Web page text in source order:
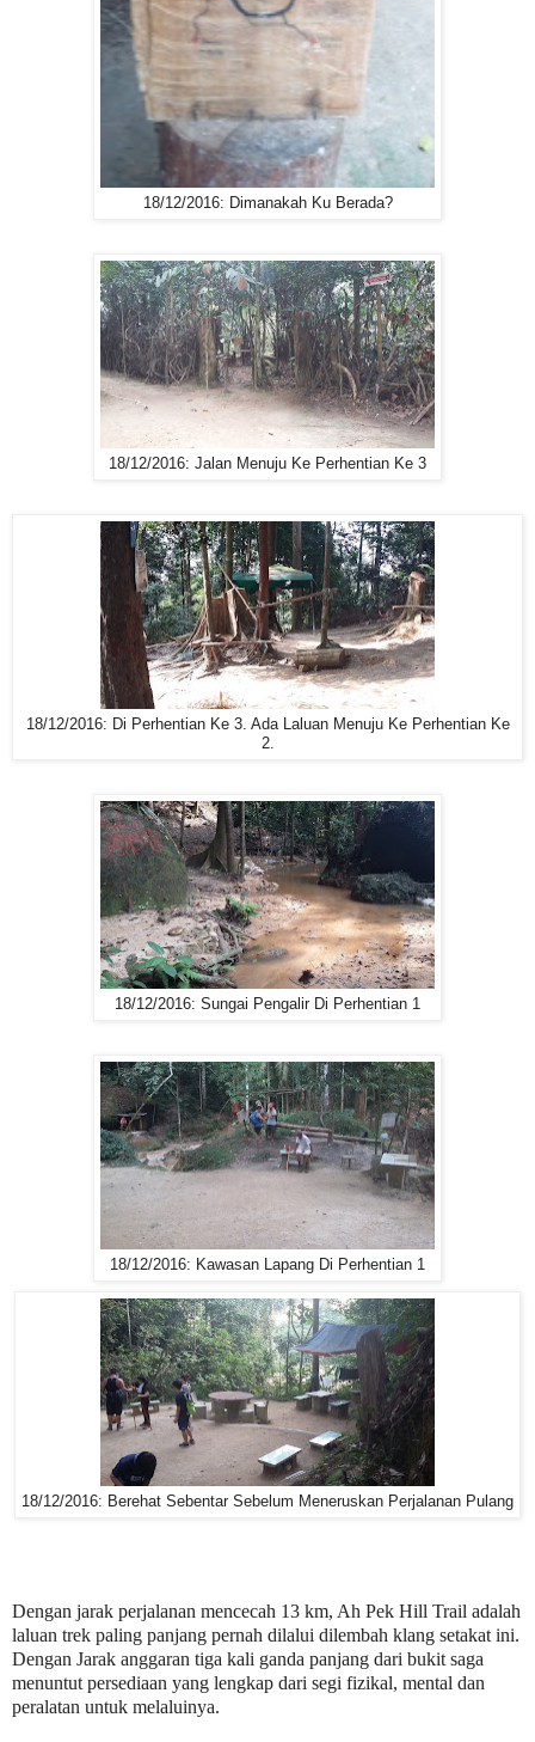
18/12/2016: Dimanakah Ku Berada?
18/12/2016: Jalan Menuju Ke Perhentian Ke 3
18/12/2016: Di Perhentian Ke 3. Ada Laluan Menuju Ke Perhentian Ke
2.
18/12/2016: Sungai Pengalir Di Perhentian 1
18/12/2016: Kawasan Lapang Di Perhentian 1
18/12/2016: Berehat Sebentar Sebelum Meneruskan Perjalanan Pulang
Dengan jarak perjalanan mencecah 13 km, Ah Pek Hill Trail adalah
laluan trek paling panjang pernah dilalui dilembah klang setakat ini.
Dengan Jarak anggaran tiga kali ganda panjang dari bukit saga
menuntut persediaan yang lengkap dari segi fizikal, mental dan
peralatan untuk melaluinya.